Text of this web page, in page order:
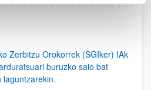
Zerbitzu Orokorrek (SGIker) IAk
buruzko saio bat
laguntzarekin.